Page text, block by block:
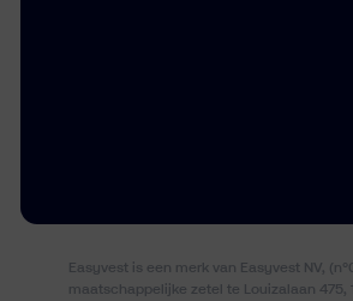
Easyvest is een merk van Easyvest NV,
maatschappelijke zetel te Louizalaan 475,